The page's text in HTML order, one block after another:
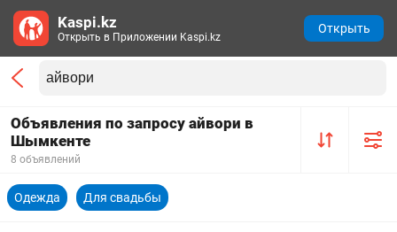
Объявления по запросу айвори в
Шымкенте
8 объявлений
Одежда Для свадьбы
Kaspi.kz
Открыть в Приложении Kaspi.kz
Открыть